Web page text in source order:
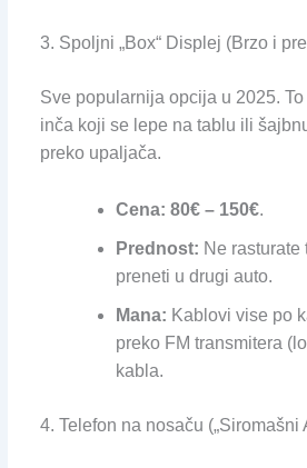
3. Spoljni „Box“ Displej (Brzo i
Sve popularnija opcija u 2025.
inča koji se lepe na tablu ili
preko upaljača.
Cena: 80€ – 150€.
Prednost: Ne rasturate
preneti u drugi auto.
Mana: Kablovi vise po
preko FM transmitera
kabla.
4. Telefon na nosaču („Siromašni